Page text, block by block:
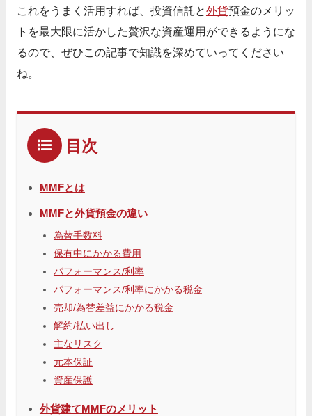
これをうまく活用すれば、投資信託と外貨預金のメリッ
トを最大限に活かした贅沢な資産運用ができるようにな
るので、ぜひこの記事で知識を深めていってください
ね。
目次
MMFとは
MMFと外貨預金の違い
為替手数料
保有中にかかる費用
パフォーマンス/利率
パフォーマンス/利率にかかる税金
売却/為替差益にかかる税金
解約/払い出し
主なリスク
元本保証
資産保護
外貨建てMMFのメリット